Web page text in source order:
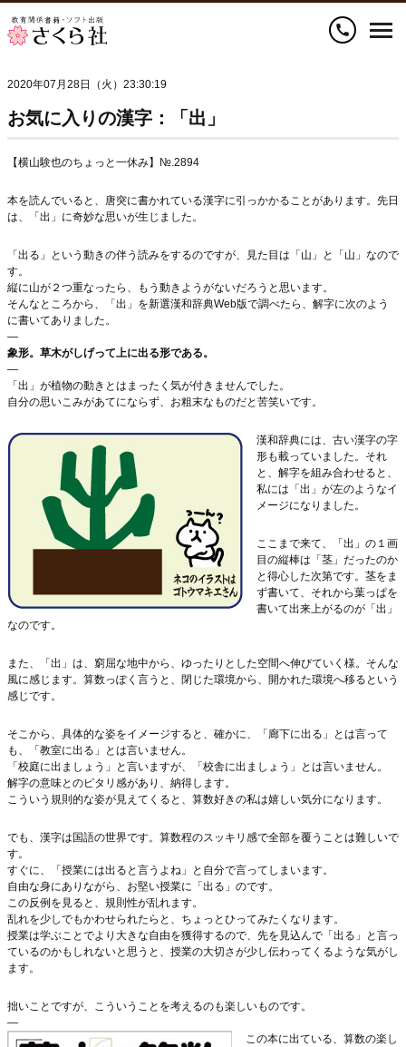
call
2020年07月28日（火）23:30:19
お気に入りの漢字：「出」
【横山験也のちょっと一休み】№.2894
本を読んでいると、唐突に書かれている漢字に引っかかることがあります。先日
は、「出」に奇妙な思いが生じました。
「出る」という動きの伴う読みをするのですが、見た目は「山」と「山」なので
す。
縦に山が２つ重なったら、もう動きようがないだろうと思います。
そんなところから、「出」を新選漢和辞典Web版で調べたら、解字に次のよう
に書いてありました。
—
象形。草木がしげって上に出る形である。
—
「出」が植物の動きとはまったく気が付きませんでした。
自分の思いこみがあてにならず、お粗末なものだと苦笑いです。
漢和辞典には、古い漢字の字
形も載っていました。それ
と、解字を組み合わせると、
私には「出」が左のようなイ
メージになりました。
ここまで来て、「出」の１画
目の縦棒は「茎」だったのか
と得心した次第です。茎をま
ず書いて、それから葉っぱを
書いて出来上がるのが「出」
なのです。
また、「出」は、窮屈な地中から、ゆったりとした空間へ伸びていく様。そんな
風に感じます。算数っぽく言うと、閉じた環境から、開かれた環境へ移るという
感じです。
そこから、具体的な姿をイメージすると、確かに、「廊下に出る」とは言って
も、「教室に出る」とは言いません。
「校庭に出ましょう」と言いますが、「校舎に出ましょう」とは言いません。
解字の意味とのピタリ感があり、納得します。
こういう規則的な姿が見えてくると、算数好きの私は嬉しい気分になります。
でも、漢字は国語の世界です。算数程のスッキリ感で全部を覆うことは難しいで
す。
すぐに、「授業には出ると言うよね」と自分で言ってしまいます。
自由な身にありながら、お堅い授業に「出る」のです。
この反例を見ると、規則性が乱れます。
乱れを少しでもかわせられたらと、ちょっとひってみたくなります。
授業は学ぶことでより大きな自由を獲得するので、先を見込んで「出る」と言っ
ているのかもしれないと思うと、授業の大切さが少し伝わってくるような気がし
ます。
拙いことですが、こういうことを考えるのも楽しいものです。
—
この本に出ている、算数の楽し